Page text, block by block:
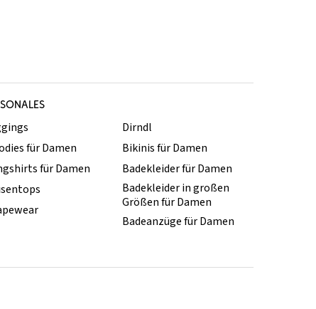
für Damen
für Damen
Dirndl
Bikinis für Damen
Badekleider für Damen
Badekleider in großen
Größen für Damen
Badeanzüge für Damen